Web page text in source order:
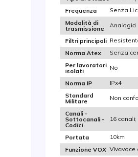
Frequenza
Senza
Modalità di
trasmissione
Analogici
Filtri principali
Norma Atex
Senza
Per lavoratori
isolati
No
Norma IP
IPx4
Standard
Militare
Non
Canali -
Sottocanali -
Codici
16
Portata
10km
Funzione VOX Vivavoce